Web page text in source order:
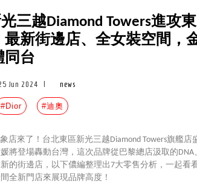
三越Diamond Towers進攻
新街邊店、全女裝空間，
同台
Jun 2024 news
#Dior #迪奧
店來了！台北東區新光三越Diamond Towers旗艦店
媛將登場轟動台灣，這次品牌從巴黎總店汲取的
的街邊店，以下儂編整理出7大零售分析，一起看
全新門店來展現品牌高度！